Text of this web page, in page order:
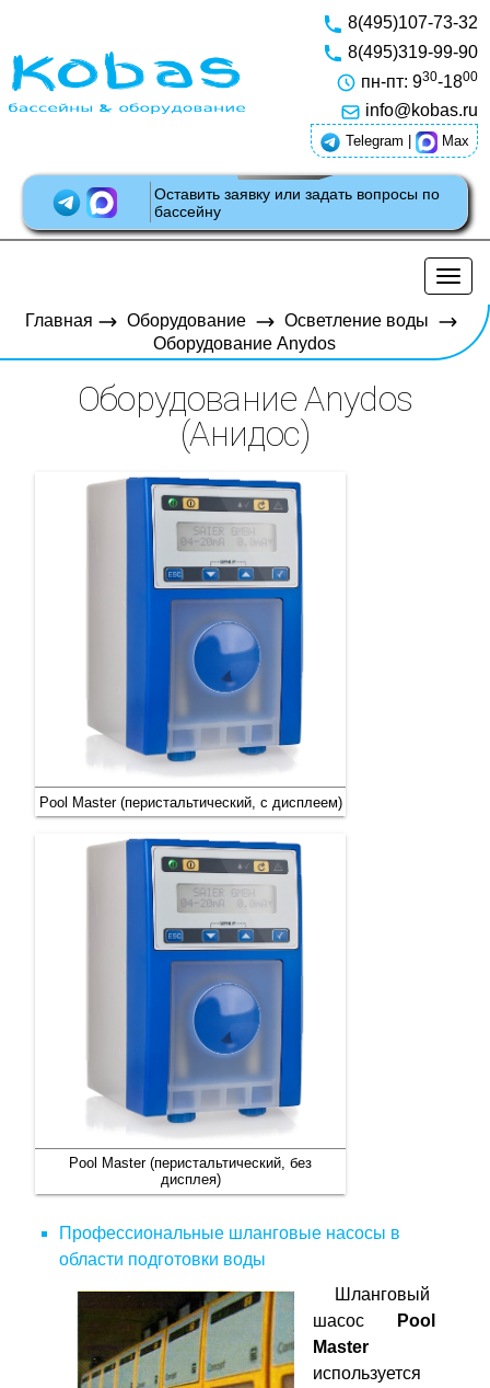
Оставить заявку или задать вопросы по
бассейну
8(495)107-73-32
8(495)319-99-90
пн-пт: 930-1800
info@kobas.ru
Telegram Max
Главная
Оборудование
Осветление воды
Оборудование Anydos
Оборудование Anydos
(Анидос)
Pool Master (перистальтический, с дисплеем)
Pool Master (перистальтический, без
дисплея)
Профессиональные шланговые насосы в
области подготовки воды
Шланговый
шасос
Pool
Master
используется